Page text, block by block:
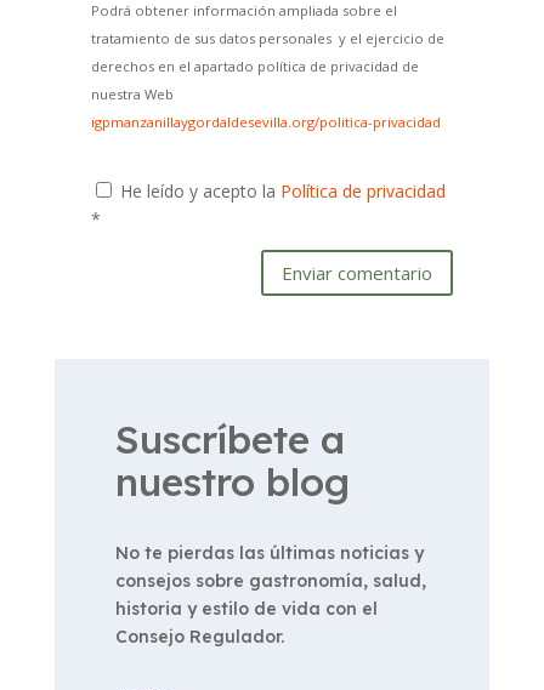
Podrá obtener información ampliada sobre el
tratamiento de sus datos personales y el ejercicio de
derechos en el apartado política de privacidad de
nuestra Web
igpmanzanillaygordaldesevilla.org/politica-privacidad
He leído y acepto la Política de privacidad
*
Enviar comentario
Suscríbete a
nuestro blog
No te pierdas las últimas noticias y
consejos sobre gastronomía, salud,
historia y estilo de vida con el
Consejo Regulador.